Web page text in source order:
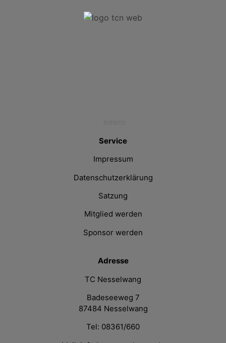
Adresse
TC Nesselwang
Badeseeweg 7
87484 Nesselwang
Tel: 08361/660
Service
Impressum
Datenschutzerklärung
Satzung
Mitglied werden
Sponsor werden